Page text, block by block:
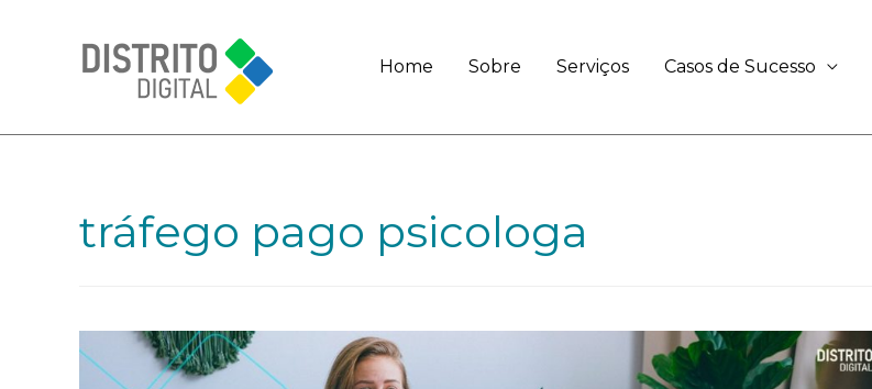
Home Sobre Serviços Casos de Sucesso
tráfego pago psicologa